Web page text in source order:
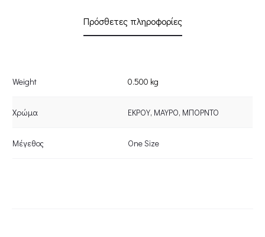
Πρόσθετες πληροφορίες
Weight 0.500 kg
Χρώμα ΕΚΡΟΥ, ΜΑΥΡΟ, ΜΠΟΡΝΤΟ
Μέγεθος One Size